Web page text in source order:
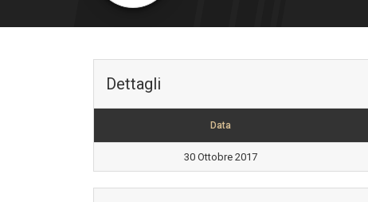
Dettagli
Data
30 Ottobre 2017